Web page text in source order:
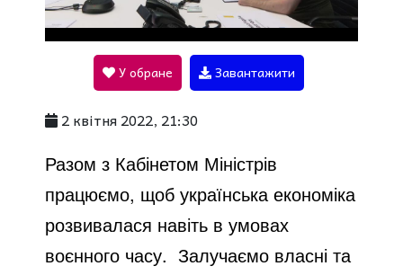
l
a
y
V
У обране Завантажити
2 квітня 2022, 21:30
Разом з Кабінетом Міністрів
працюємо, щоб українська економіка
розвивалася навіть в умовах
воєнного часу. Залучаємо власні та